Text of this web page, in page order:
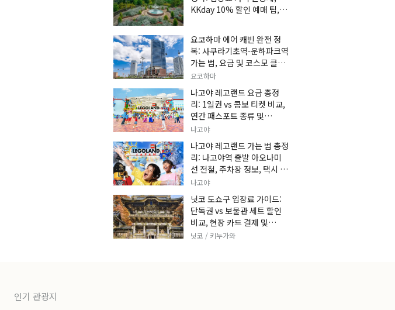
KKday 10% 할인 예매 팁, 쿠
요코하마 에어 캐빈 완전 정
복: 사쿠라기초역-운하파크역
가는 법, 요금 및 코스모 클락
세트권 할인, 추천 관광 코스
총정리
요코하마
나고야 레고랜드 요금 총정
리: 1일권 vs 콤보 티켓 비교,
연간 패스포트 종류 및
KKday 온라인 사전 할인 예
매 팁
나고야
나고야 레고랜드 가는 법 총정
리: 나고야역 출발 아오나미
선 전철, 주차장 정보, 택시 요
금 및 입장권 예약 팁
나고야
닛코 도쇼구 입장료 가이드:
단독권 vs 보물관 세트 할인
비교, 현장 카드 결제 및
KKday 사전 예매 팁
닛코 / 키누가와
인기 관광지